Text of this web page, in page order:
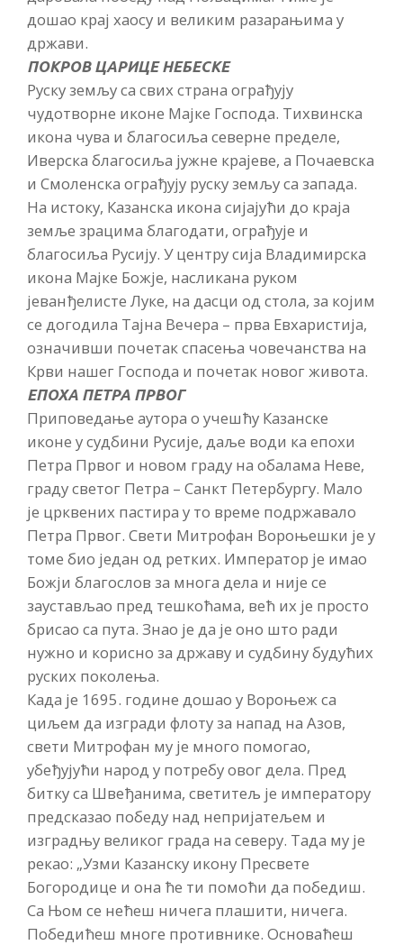
дошао крај хаосу и великим разарањима у
држави.
ПОКРОВ ЦАРИЦЕ НЕБЕСКЕ
Руску земљу са свих страна ограђују
чудотворне иконе Мајке Господа. Тихвинска
икона чува и благосиља северне пределе,
Иверска благосиља јужне крајеве, а Почаевска
и Смоленска ограђују руску земљу са запада.
На истоку, Казанска икона сијајући до краја
земље зрацима благодати, ограђује и
благосиља Русију. У центру сија Владимирска
икона Мајке Божје, насликана руком
јеванђелисте Луке, на дасци од стола, за којим
се догодила Тајна Вечера – прва Евхаристија,
означивши почетак спасења човечанства на
Крви нашег Господа и почетак новог живота.
ЕПОХА ПЕТРА ПРВОГ
Приповедање аутора о учешћу Казанске
иконе у судбини Русије, даље води ка епохи
Петра Првог и новом граду на обалама Неве,
граду светог Петра – Санкт Петербургу. Мало
је црквених пастира у то време подржавало
Петра Првог. Свети Митрофан Вороњешки је у
томе био један од ретких. Император је имао
Божји благослов за многа дела и није се
заустављао пред тешкоћама, већ их је просто
брисао са пута. Знао је да је оно што ради
нужно и корисно за државу и судбину будућих
руских поколења.
Када је 1695. године дошао у Вороњеж са
циљем да изгради флоту за напад на Азов,
свети Митрофан му је много помогао,
убеђујући народ у потребу овог дела. Пред
битку са Швеђанима, светитељ је императору
предсказао победу над непријатељем и
изградњу великог града на северу. Тада му је
рекао: „Узми Казанску икону Пресвете
Богородице и она ће ти помоћи да победиш.
Са Њом се нећеш ничега плашити, ничега.
Победићеш многе противнике. Основаћеш